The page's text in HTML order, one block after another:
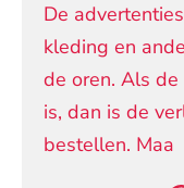
De
kleding en
de oren. Als
is, dan is de
bestellen. Maa